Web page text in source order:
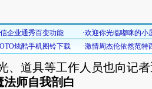
、道具等工作人员也向记
师自我剖白